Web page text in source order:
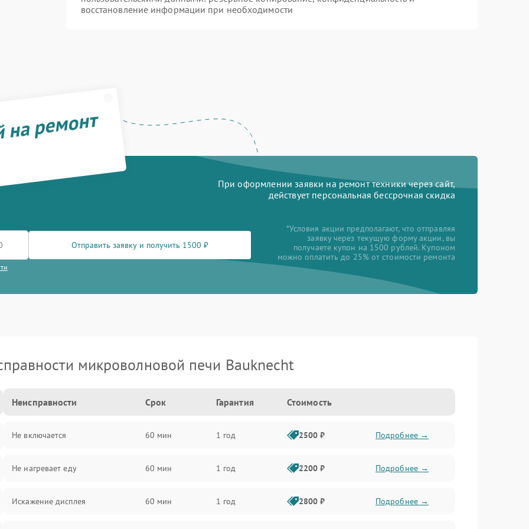
восстановление информации при необходимости
ремонт
При оформлении заявки на ремонт техники через сайт,
действует персональная бессрочная скидка
Отправить заявку и получить 1500 ₽
*Условия акции предполагают, что отправляя
заявку через текущую форму акции, вы
получаете купон на 1500 рублей. Купоном
можно оплатить до 25% от стоимости ремонта
микроволновой печи Bauknecht
Неисправности Срок Гарантия Стоимость
Не включается 60 мин 1 год 2500 ₽ Подробнее →
Не нагревает еду 60 мин 1 год 2200 ₽ Подробнее →
Искажение дисплея 60 мин 1 год 2800 ₽ Подробнее →